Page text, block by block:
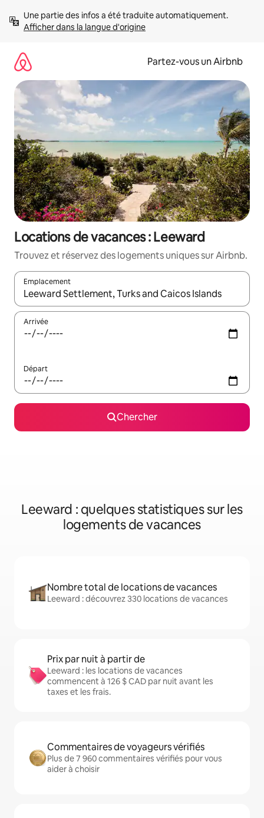
directement
Afficher dans la langue d'origine
Partez-vous un Airbnb
Locations de vacances : Leeward
Trouvez et réservez des logements uniques sur Airbnb.
Emplacement
Quand les résultats sont affichés, parcourez-les en utilisant
Arrivée
Départ
Chercher
Leeward : quelques statistiques sur les
logements de vacances
Nombre total de locations de vacances
Leeward : découvrez 330 locations de vacances
Prix par nuit à partir de
Leeward : les locations de vacances
commencent à 126 $ CAD par nuit avant les
taxes et les frais.
Commentaires de voyageurs vérifiés
Plus de 7 960 commentaires vérifiés pour vous
aider à choisir